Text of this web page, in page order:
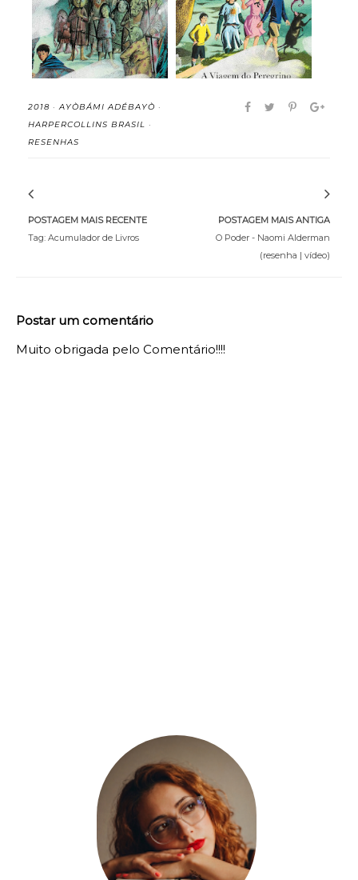
Crônicas de ...
Peregrino da Alvorada
(...
2018 ·AYÒBÁMI ADÉBAYÒ ·
HARPERCOLLINS BRASIL ·
RESENHAS
POSTAGEM MAIS RECENTE
Tag: Acumulador de Livros
POSTAGEM MAIS ANTIGA
O Poder - Naomi Alderman
(resenha | vídeo)
Postar um comentário
Muito obrigada pelo Comentário!!!!